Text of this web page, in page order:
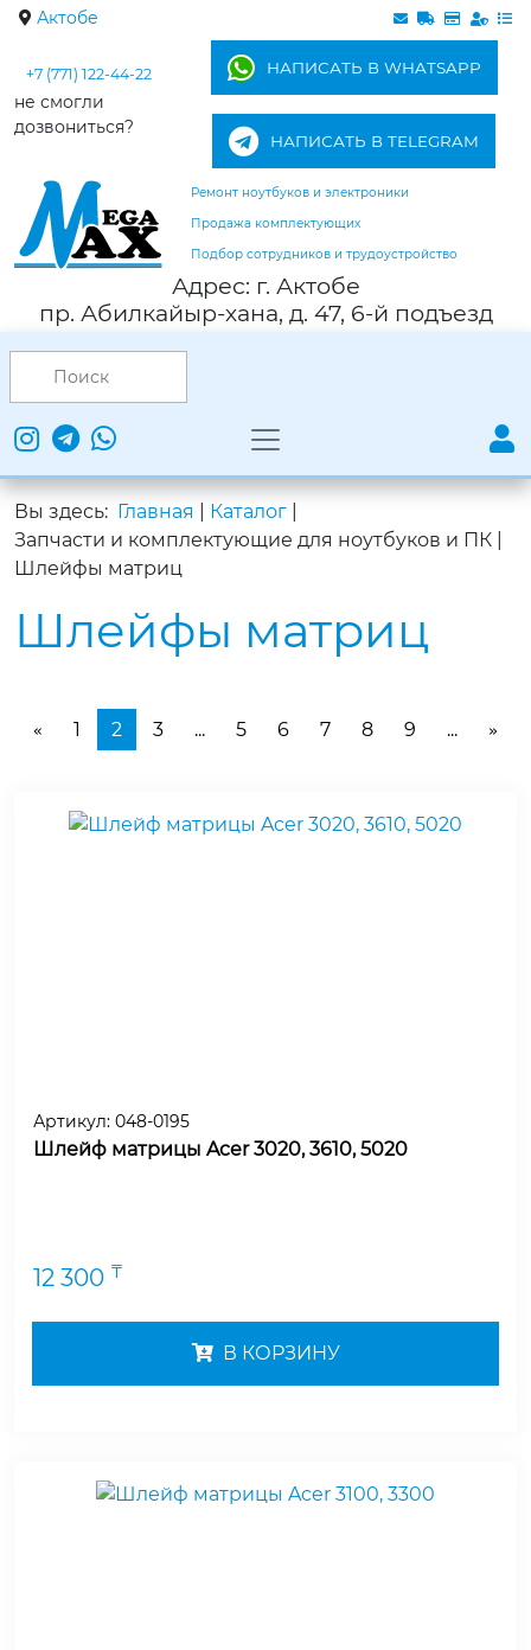
Актобе
+7 (771) 122-44-22
не смогли
дозвониться?
НАПИСАТЬ В WHATSAPP
НАПИСАТЬ В TELEGRAM
Ремонт ноутбуков и электроники
Продажа комплектующих
Подбор сотрудников и трудоустройство
Адрес: г. Актобе
пр. Абилкайыр-хана, д. 47, 6-й подъезд
Вы здесь: Главная Каталог
Запчасти и комплектующие для ноутбуков и ПК
Шлейфы матриц
Шлейфы матриц
« 1 2 3 ... 5 6 7 8 9 ... »
Артикул: 048-0195
Шлейф матрицы Acer 3020, 3610, 5020
12 300 ₸
В КОРЗИНУ